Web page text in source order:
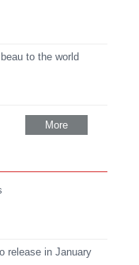
to the world
More
release in January